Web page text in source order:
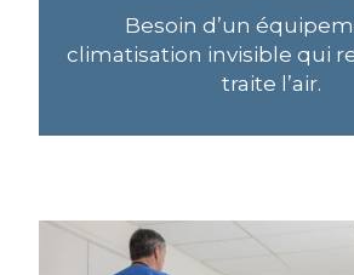
Besoin d’un
climatisation invisible qui
traite l’air.